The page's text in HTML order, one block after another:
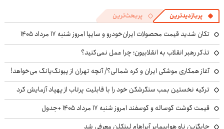
پربازدیدترین پربحث‌ترین
تکان شدید قیمت محصولات ایران‌خودرو و سایپا امروز شنبه ۱۷ مرداد ۱۴۰۵
تذکر رهبر انقلاب به انقلابیون؛ چرا عمل نمی‌کنید؟
آغاز همکاری موشکی ایران و کره شمالی؟/ آنچه تهران از پیونگ‌یانگ می‌خواهد!
ترکیه نخستین بمب سنگرشکن خود را با قابلیت پرتاب از پهپاد آزمایش کرد
قیمت گوشت گوساله و گوسفند امروز شنبه ۱۷ مرداد ۱۴۰۵ +جدول
جایگزین ناو هواپیمابر آبراهام لینکلن معرفی شد